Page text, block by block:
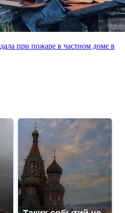
при пожаре в частном доме в